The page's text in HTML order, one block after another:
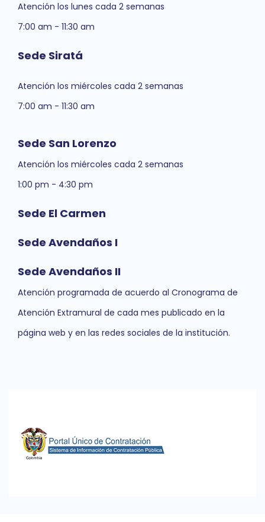
Atención los lunes cada 2 semanas
7:00 am - 11:30 am
Sede Siratá
Atención los miércoles cada 2 semanas
7:00 am - 11:30 am
Sede San Lorenzo
Atención los miércoles cada 2 semanas
1:00 pm - 4:30 pm
Sede El Carmen
Sede Avendaños I
Sede Avendaños II
Atención programada de acuerdo al Cronograma de
Atención Extramural de cada mes publicado en la
página web y en las redes sociales de la institución.